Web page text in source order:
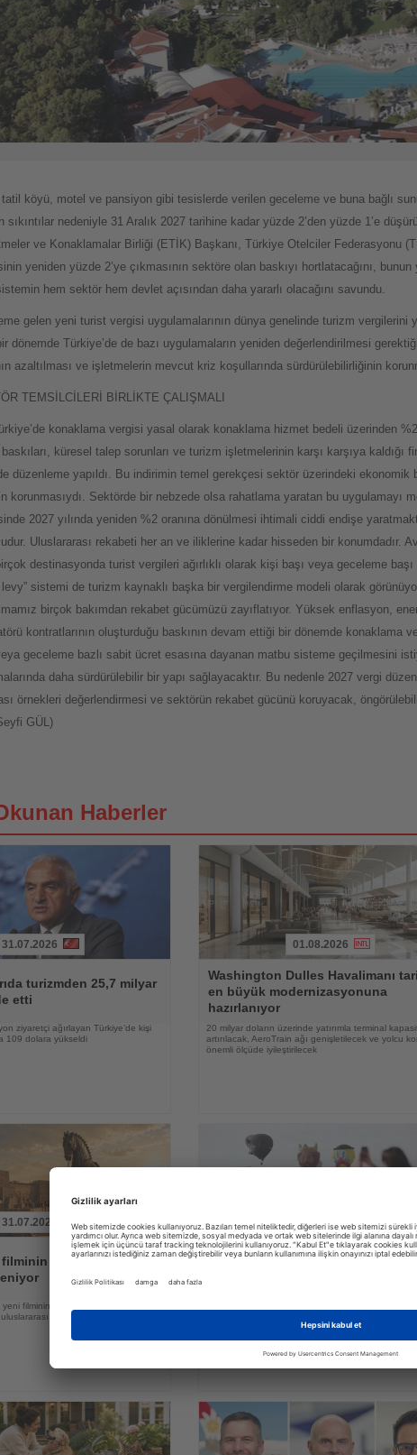
köyü, motel ve pansiyon gibi tesislerde verilen geceleme ve buna bağlı
sıkıntılar nedeniyle 31 Aralık 2027 tarihine kadar yüzde 2’den yüzde 1’e
ve Konaklamalar Birliği (ETİK) Başkanı, Türkiye Otelciler Federasyonu
yeniden yüzde 2’ye çıkmasının sektöre olan baskıyı hortlatacağını,
hem sektör hem devlet açısından daha yararlı olacağını savundu.
gelen yeni turist vergisi uygulamalarının dünya genelinde turizm vergilerini
dönemde Türkiye’de de bazı uygulamaların yeniden değerlendirilmesi
azaltılması ve işletmelerin mevcut kriz koşullarında sürdürülebilirliğinin
TEMSİLCİLERİ BİRLİKTE ÇALIŞMALI
konaklama vergisi yasal olarak konaklama hizmet bedeli üzerinden
küresel talep sorunları ve turizm işletmelerinin karşı karşıya kaldığı
düzenleme yapıldı. Bu indirimin temel gerekçesi sektör üzerindeki ekonomik
korunmasıydı. Sektörde bir nebzede olsa rahatlama yaratan bu uygulamayı
2027 yılında yeniden %2 oranına dönülmesi ihtimali ciddi endişe
Uluslararası rekabeti her an ve iliklerine kadar hisseden bir konumdadır.
destinasyonda turist vergileri ağırlıklı olarak kişi başı veya geceleme
sistemi de turizm kaynaklı başka bir vergilendirme modeli olarak
birçok bakımdan rekabet gücümüzü zayıflatıyor. Yüksek enflasyon,
kontratlarının oluşturduğu baskının devam ettiği bir dönemde
geceleme bazlı sabit ücret esasına dayanan matbu sisteme geçilmesini
daha sürdürülebilir bir yapı sağlayacaktır. Bu nedenle 2027 vergi
örnekleri değerlendirmesi ve sektörün rekabet gücünü koruyacak,
GÜL)
Haberler
31.07.2026
turizmden 25,7 milyar
etti
ziyaretçi ağırlayan Türkiye’de kişi
109 dolara yükseldi
Oku
01.08.2026
Washington Dulles Havalimanı
en büyük modernizasyonuna
hazırlanıyor
20 milyar doların üzerinde yatırımla terminal
artırılacak, AeroTrain ağı genişletilecek ve yolcu
önemli ölçüde iyileştirilecek
31.07.2026
Troya'ya ilgiyi
filminin UNESCO Dünya Mirası
ilgiyi güçlendirmesi
Haberi
Oku
31.07.2026
Kapadokya Balon Festivali 30